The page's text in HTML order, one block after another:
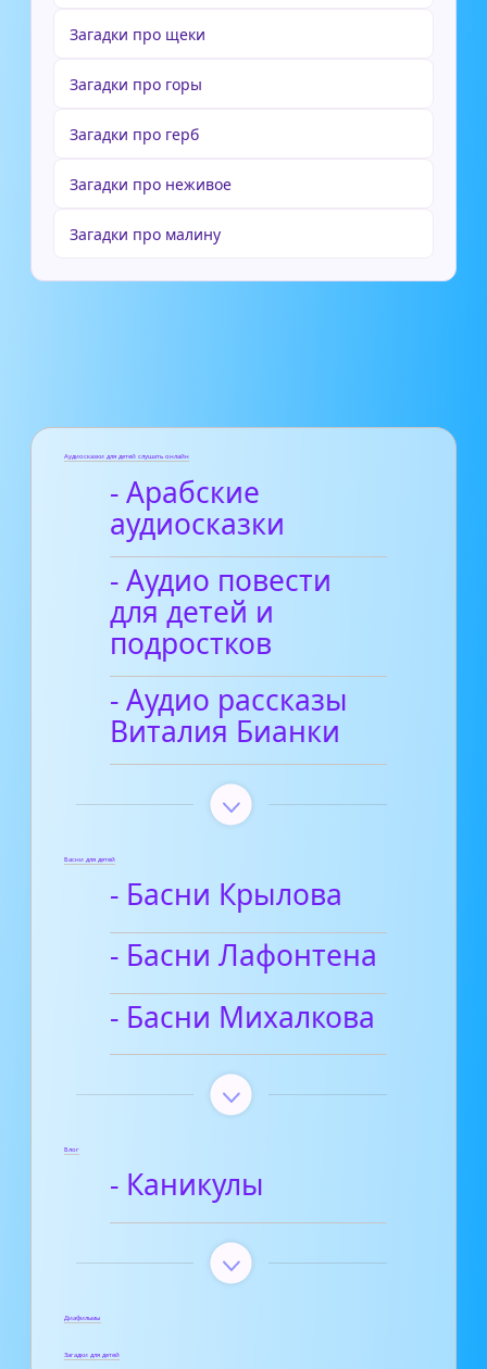
Загадки про щеки
Загадки про горы
Загадки про герб
Загадки про неживое
Загадки про малину
Аудиосказки для детей слушать онлайн
- Арабские
аудиосказки
- Аудио повести
для детей и
подростков
- Аудио рассказы
Виталия Бианки
Басни для детей
- Басни Крылова
- Басни Лафонтена
- Басни Михалкова
Блог
- Каникулы
Диафильмы
Загадки для детей